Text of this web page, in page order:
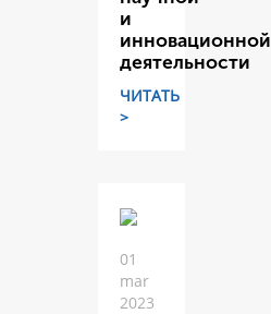
и
инновационной
деятельности
ЧИТАТЬ
>
01
mar
2023